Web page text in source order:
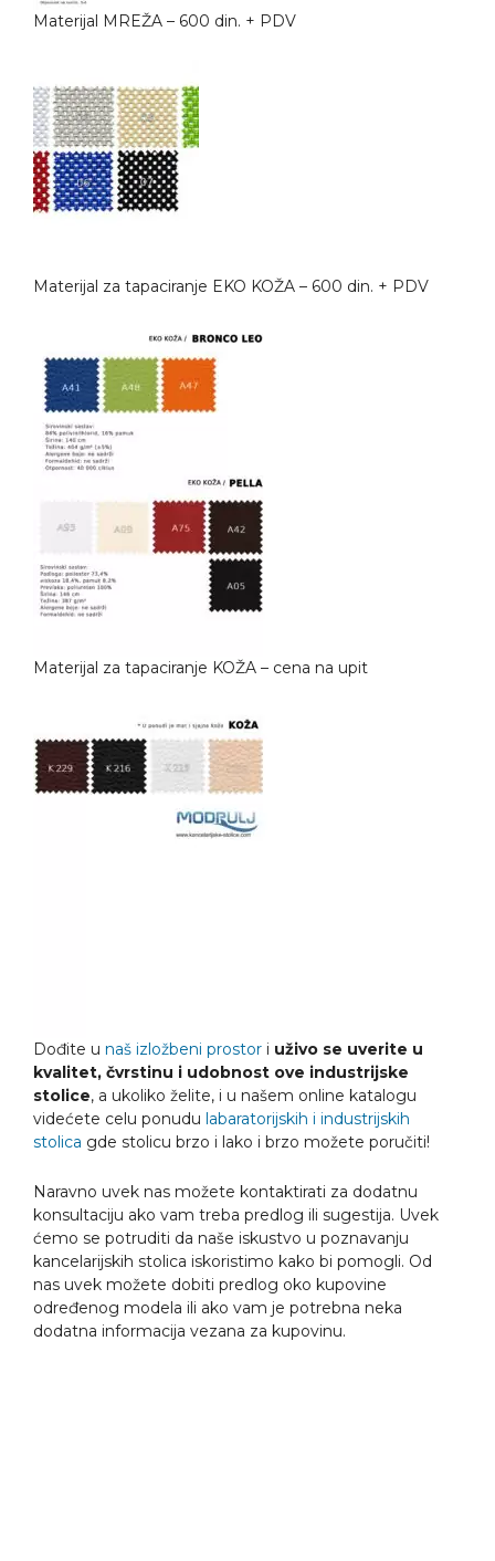
Materijal MREŽA – 600 din. + PDV
Materijal za tapaciranje EKO KOŽA – 600 din. + PDV
Materijal za tapaciranje KOŽA – cena na upit
Dođite u naš izložbeni prostor i uživo se uverite u
kvalitet, čvrstinu i udobnost ove industrijske
stolice, a ukoliko želite, i u našem online katalogu
videćete celu ponudu labaratorijskih i industrijskih
stolica gde stolicu brzo i lako i brzo možete poručiti!
Naravno uvek nas možete kontaktirati za dodatnu
konsultaciju ako vam treba predlog ili sugestija. Uvek
ćemo se potruditi da naše iskustvo u poznavanju
kancelarijskih stolica iskoristimo kako bi pomogli. Od
nas uvek možete dobiti predlog oko kupovine
određenog modela ili ako vam je potrebna neka
dodatna informacija vezana za kupovinu.